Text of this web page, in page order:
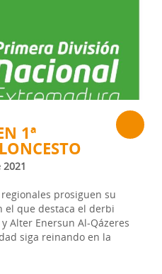
1ª
prosiguen su
el que destaca el derbi
Alter Enersun Al-Qázeres
siga reinando en la